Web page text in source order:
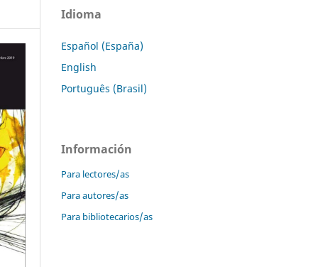
Idioma
Español (España)
English
Português (Brasil)
Información
Para lectores/as
Para autores/as
Para bibliotecarios/as